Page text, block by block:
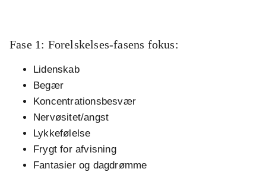
Fase 1: Forelskelses-fasens fokus:
Lidenskab
Begær
Koncentrationsbesvær
Nervøsitet/angst
Lykkefølelse
Frygt for afvisning
Fantasier og dagdrømme